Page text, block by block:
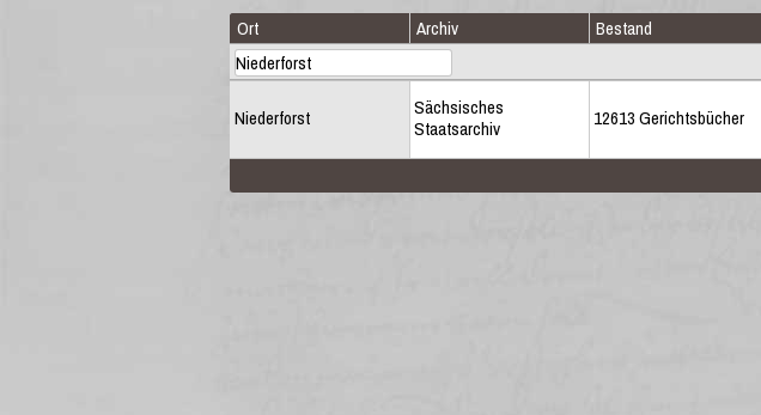
Ort Archiv Bestand
Niederforst
Sächsisches
Staatsarchiv
12613 Gerichtsbücher